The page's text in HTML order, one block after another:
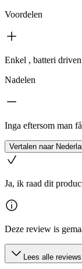
Voordelen
Enkel , batteri
Nadelen
Inga eftersom man
Vertalen naar
Ja, ik raad dit
Deze review is
Lees alle